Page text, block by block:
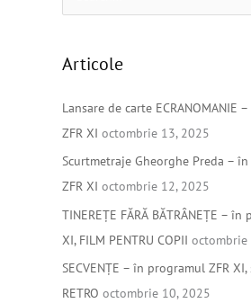
r
c
h
Articole
Lansare de carte ECRANOMANIE
ZFR XI octombrie 13, 2025
Scurtmetraje Gheorghe Preda –
ZFR XI octombrie 12, 2025
TINEREȚE FĂRĂ BĂTRÂNEȚE –
XI, FILM PENTRU COPII octombrie
SECVENȚE – în programul ZFR
RETRO octombrie 10, 2025